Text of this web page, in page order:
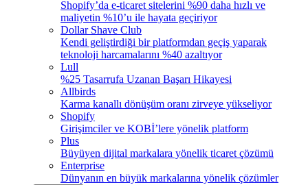
Shopify’da e-ticaret sitelerini %90 daha hızlı ve
maliyetin %10’u ile hayata geçiriyor
Dollar Shave Club
Kendi geliştirdiği bir platformdan geçiş yaparak
teknoloji harcamalarını %40 azaltıyor
Lull
%25 Tasarrufa Uzanan Başarı Hikayesi
Allbirds
Karma kanallı dönüşüm oranı zirveye yükseliyor
Shopify
Girişimciler ve KOBİ’lere yönelik platform
Plus
Büyüyen dijital markalara yönelik ticaret çözümü
Enterprise
Dünyanın en büyük markalarına yönelik çözümler